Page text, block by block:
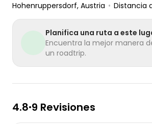
Hohenruppersdorf, Austria • Distancia
Planifica una ruta a este
Encuentra la mejor manera
un roadtrip.
4.8•9 Revisiones